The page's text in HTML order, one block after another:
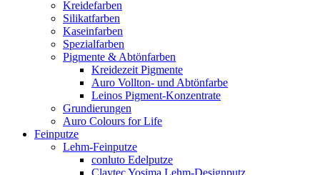
Kreidefarben
Silikatfarben
Kaseinfarben
Spezialfarben
Pigmente & Abtönfarben
Kreidezeit Pigmente
Auro Vollton- und Abtönfarbe
Leinos Pigment-Konzentrate
Grundierungen
Auro Colours for Life
Feinputze
Lehm-Feinputze
conluto Edelputze
Claytec Yosima Lehm-Designputz